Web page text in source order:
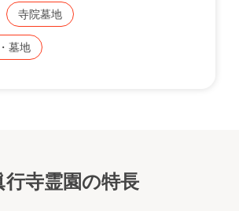
寺院墓地
墓地
行寺霊園の特長